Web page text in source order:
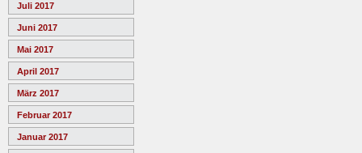
Juli 2017
Juni 2017
Mai 2017
April 2017
März 2017
Februar 2017
Januar 2017